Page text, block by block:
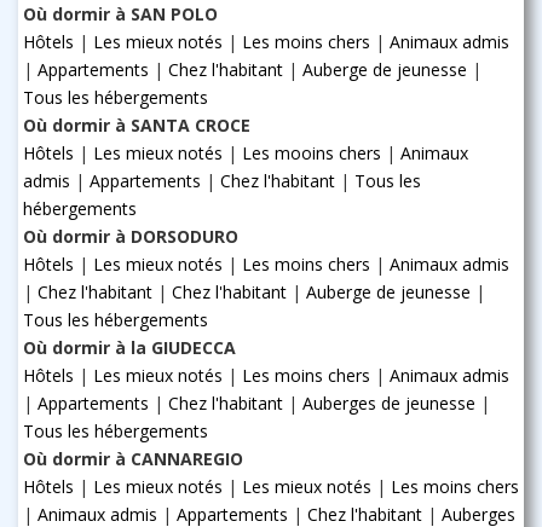
Où dormir à SAN POLO
Hôtels | Les mieux notés | Les moins chers | Animaux admis
| Appartements | Chez l'habitant | Auberge de jeunesse |
Tous les hébergements
Où dormir à SANTA CROCE
Hôtels | Les mieux notés | Les mooins chers | Animaux
admis | Appartements | Chez l'habitant | Tous les
hébergements
Où dormir à DORSODURO
Hôtels | Les mieux notés | Les moins chers | Animaux admis
| Chez l'habitant | Chez l'habitant | Auberge de jeunesse |
Tous les hébergements
Où dormir à la GIUDECCA
Hôtels | Les mieux notés | Les moins chers | Animaux admis
| Appartements | Chez l'habitant | Auberges de jeunesse |
Tous les hébergements
Où dormir à CANNAREGIO
Hôtels | Les mieux notés | Les mieux notés | Les moins chers
| Animaux admis | Appartements | Chez l'habitant | Auberges